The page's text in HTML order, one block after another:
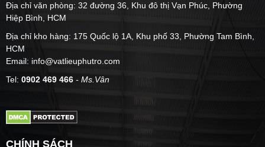
Địa chỉ văn phòng: 32 đường 36, Khu đô thị Vạn Phúc, Phường
Hiệp Bình, HCM
Địa chỉ kho hàng: 175 Quốc lộ 1A, Khu phố 33, Phường Tam Bình,
HCM
Email: info@vatlieuphutro.com
Tel: 0902 469 466 - Ms.Vân
CHÍNH SÁCH